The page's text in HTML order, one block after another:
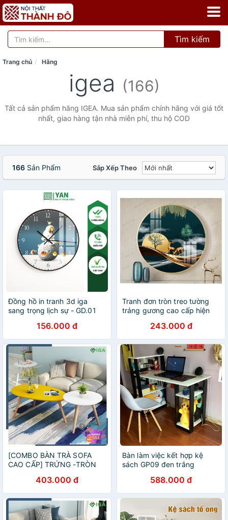
Tìm kiếm
Trang chủ Hãng
igea (166)
Tất cả sản phẩm hãng IGEA. Mua sản phẩm chính hãng với giá tốt
nhất, giao hàng tận nhà miễn phí, thu hộ COD
166 Sản Phẩm Sắp Xếp Theo
Đồng hồ in tranh 3d iga
sang trọng lịch sự - GD.01
156.000 đ
Tranh đơn tròn treo tường
tráng gương cao cấp hiện
243.000 đ
[COMBO BÀN TRÀ SOFA
CAO CẤP] TRỨNG -TRÒN
403.000 đ
Bàn làm việc kết hợp kệ
sách GP09 đen trắng
588.000 đ